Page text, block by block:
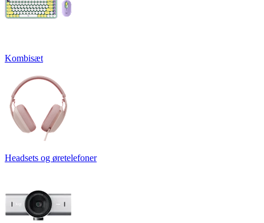
Kombisæt
Headsets og øretelefoner